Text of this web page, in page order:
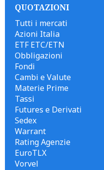
QUOTAZIONI
Tutti i mercati
Azioni Italia
ETF ETC/ETN
Obbligazioni
Fondi
Cambi e Valute
Materie Prime
Tassi
Futures e Derivati
Sedex
Warrant
Rating Agenzie
EuroTLX
Vorvel